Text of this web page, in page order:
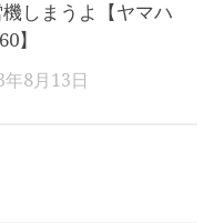
機しまうよ【ヤマハ
】
年8月13日